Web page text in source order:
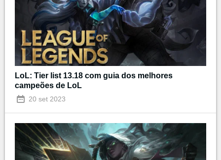
LoL: Tier list 13.18 com guia dos melhores
campeões de LoL
20 set 2023